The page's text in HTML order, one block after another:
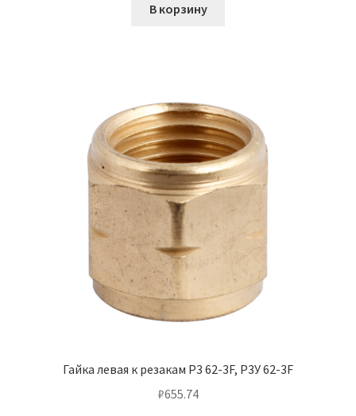
В корзину
Гайка левая к резакам Р3 62-3F, Р3У 62-3F
₽655.74